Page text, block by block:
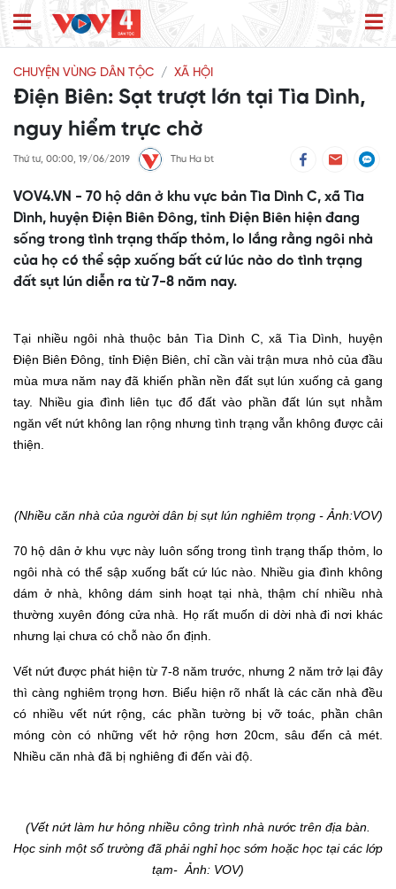
CHUYỆN VÙNG DÂN TỘC XÃ HỘI
Điện Biên: Sạt trượt lớn tại Tìa Dình,
nguy hiểm trực chờ
Thứ tư, 00:00, 19/06/2019 Thu Ha bt
VOV4.VN - 70 hộ dân ở khu vực bản Tìa Dình C, xã Tìa
Dình, huyện Điện Biên Đông, tỉnh Điện Biên hiện đang
sống trong tình trạng thấp thỏm, lo lắng rằng ngôi nhà
của họ có thể sập xuống bất cứ lúc nào do tình trạng
đất sụt lún diễn ra từ 7-8 năm nay.
Tại nhiều ngôi nhà thuộc bản Tìa Dình C, xã Tìa Dình, huyện
Điện Biên Đông, tỉnh Điện Biên, chỉ cần vài trận mưa nhỏ của đầu
mùa mưa năm nay đã khiến phần nền đất sụt lún xuống cả gang
tay. Nhiều gia đình liên tục đổ đất vào phần đất lún sụt nhằm
ngăn vết nứt không lan rộng nhưng tình trạng vẫn không được cải
thiện.
(Nhiều căn nhà của người dân bị sụt lún nghiêm trọng - Ảnh:VOV)
70 hộ dânở khu vực này luôn sống trong tình trạng thấp thỏm, lo
ngôi nhà có thể sập xuống bất cứ lúc nào. Nhiều gia đình không
dám ở nhà, không dám sinh hoạt tại nhà, thậm chí nhiều nhà
thường xuyên đóng cửa nhà. Họ rất muốn di dờinhà đi nơi khác
nhưng lại chưa có chỗ nào ổn định.
Vết nứt được phát hiện từ 7-8 năm trước, nhưng 2 năm trở lại đây
thì càng nghiêm trọng hơn. Biểu hiện rõ nhất là các căn nhà đều
có nhiều vết nứt rộng, các phần tường bị vỡ toác, phần chân
móng còn có những vết hở rộng hơn 20cm, sâu đến cả mét.
Nhiều căn nhà đã bị nghiêng đi đến vài độ.
(Vết nứt làm hư hỏng nhiều công trình nhà nước trên địa bàn.
Học sinh một số trường đã phải nghỉ học sớm hoặc học tại các lớp
tạm- Ảnh: VOV)